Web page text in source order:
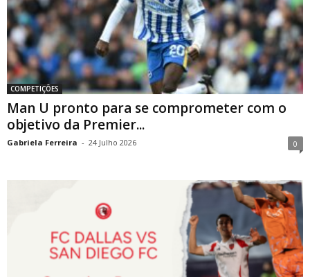
COMPETIÇÕES
Man U pronto para se comprometer com o
objetivo da Premier...
Gabriela Ferreira - 24 Julho 2026 0